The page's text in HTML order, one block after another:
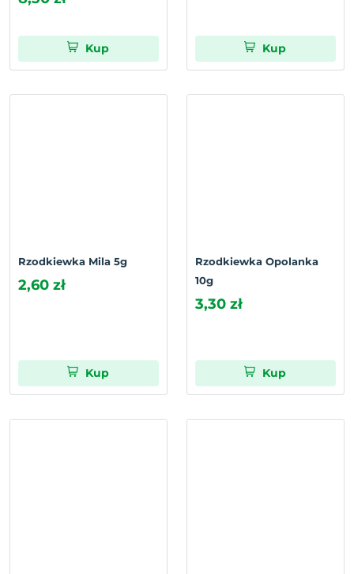
Kup Kup
Rzodkiewka Mila 5g
2,60 zł
Kup
Rzodkiewka Opolanka
10g
3,30 zł
Kup